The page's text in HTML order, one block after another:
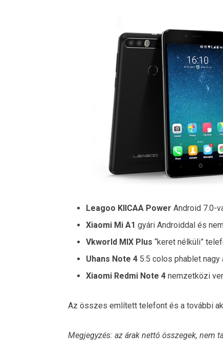
Leagoo KIICAA Power Android 7.0-
Xiaomi Mi A1 gyári Androiddal és
Vkworld MIX Plus “keret nélküli”
Uhans Note 4 5.5 colos phablet
Xiaomi Redmi Note 4 nemzetközi
Az összes említett telefont és a további
Megjegyzés: az árak nettó összegek, nem